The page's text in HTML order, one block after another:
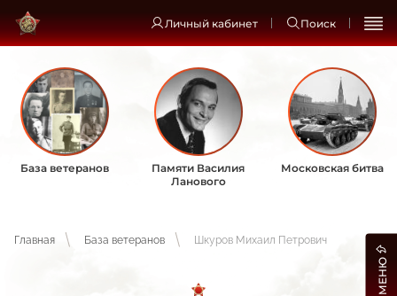
Личный кабинет Поиск
База ветеранов
Памяти Василия
Ланового
Московская битва
Главная База ветеранов Шкуров Михаил Петрович
МЕНЮ